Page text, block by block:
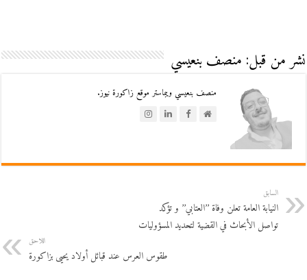
نشر من قبل: منصف بنعيسي
منصف بنعيسي ويبماستر موقع زاكورة نيوز.
السابق
النيابة العامة تعلن وفاة ’’العتابي’’ و تؤكد
تواصل الأبحاث في القضية لتحديد المسؤوليات
اللاحق
طقوس العرس عند قبائل أولاد يحيى بزاكورة